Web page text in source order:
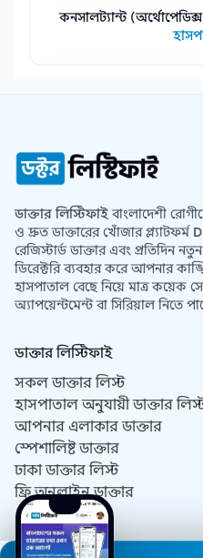
কনসালট্যান্ট
ডাক্তার লিস্টিফাইবাংলাদেশী
ও দ্রুত ডাক্তারের খোঁজার প্ল্যাটফর্ম
রেজিস্টার্ড ডাক্তার এবং প্রতিদিন
ডিরেক্টরি ব্যবহার করে আপনার
হাসপাতাল বেছে নিয়ে মাত্র কয়েক
অ্যাপয়েন্টমেন্ট বা সিরিয়াল নিতে
ডাক্তার লিস্টিফাই
সকল ডাক্তার লিস্ট
হাসপাতাল অনুযায়ী ডাক্তার
আপনার এলাকার ডাক্তার
স্পেশালিষ্ট ডাক্তার
ঢাকা ডাক্তার লিস্ট
ফ্রি অনলাইন ডাক্তার
যোগাযোগ